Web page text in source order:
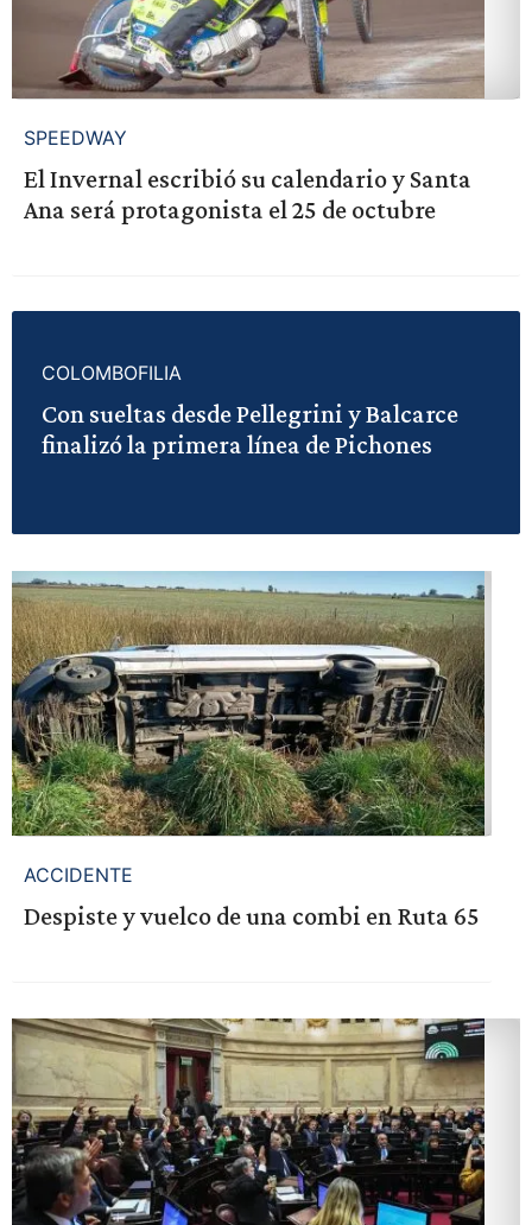
SPEEDWAY
El Invernal escribió su calendario y Santa
Ana será protagonista el 25 de octubre
COLOMBOFILIA
Con sueltas desde Pellegrini y Balcarce
finalizó la primera línea de Pichones
ACCIDENTE
Despiste y vuelco de una combi en Ruta 65